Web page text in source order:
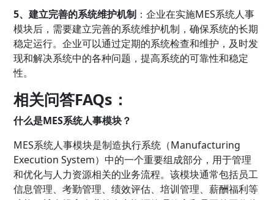
5、建立完善的系统维护机制 ：企业在实施MES系统人事
模块后，需要建立完善的系统维护机制，确保系统的长期
稳定运行。企业可以通过定期的系统检查和维护，及时发
现和解决系统中的各种问题，提高系统的可靠性和稳定
性。
相关问答FAQs：
什么是MES系统人事模块？
MES系统人事模块是制造执行系统（Manufacturing
Execution System）中的一个重要组成部分，用于管理
和优化与人力资源相关的业务流程。该模块通常包括员工
信息管理、考勤管理、绩效评估、培训管理、薪酬福利等